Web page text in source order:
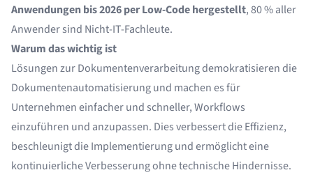
Anwendungen bis 2026 per Low-Code hergestellt, 80 % aller
Anwender sind Nicht-IT-Fachleute.
Warum das wichtig ist
Lösungen zur Dokumentenverarbeitung demokratisieren die
Dokumentenautomatisierung und machen es für
Unternehmen einfacher und schneller, Workflows
einzuführen und anzupassen. Dies verbessert die Effizienz,
beschleunigt die Implementierung und ermöglicht eine
kontinuierliche Verbesserung ohne technische Hindernisse.